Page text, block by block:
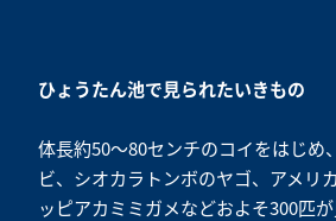
ひょうたん池で見られたいきもの
体長約50～80センチのコイをはじめ
ビ、シオカラトンボのヤゴ、アメリ
ッピアカミミガメなどおよそ300匹